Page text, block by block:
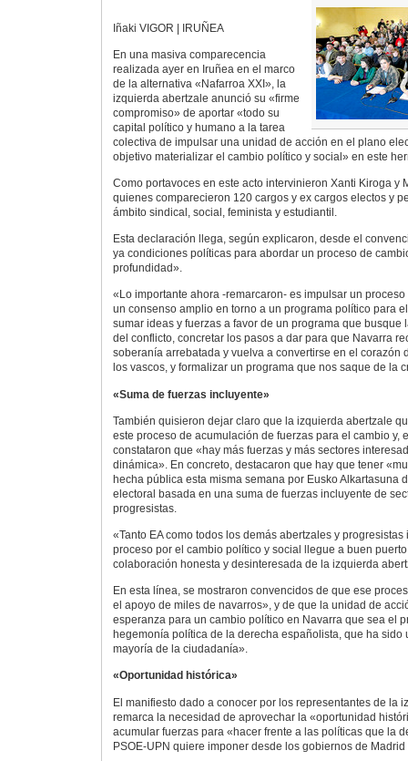
Iñaki VIGOR | IRUÑEA
En una masiva comparecencia
realizada ayer en Iruñea en el marco
de la alternativa «Nafarroa XXI», la
izquierda abertzale anunció su «firme
compromiso» de aportar «todo su
capital político y humano a la tarea
colectiva de impulsar una unidad de acción en el plano
objetivo materializar el cambio político y social» en este
Como portavoces en este acto intervinieron Xanti Kiroga y
quienes comparecieron 120 cargos y ex cargos electos y
ámbito sindical, social, feminista y estudiantil.
Esta declaración llega, según explicaron, desde el
ya condiciones políticas para abordar un proceso de
profundidad».
«Lo importante ahora -remarcaron- es impulsar un
un consenso amplio en torno a un programa político para
sumar ideas y fuerzas a favor de un programa que busque
del conflicto, concretar los pasos a dar para que Navarra
soberanía arrebatada y vuelva a convertirse en el corazón
los vascos, y formalizar un programa que nos saque de la
«Suma de fuerzas incluyente»
También quisieron dejar claro que la izquierda abertzale
este proceso de acumulación de fuerzas para el cambio y,
constataron que «hay más fuerzas y más sectores
dinámica». En concreto, destacaron que hay que tener
hecha pública esta misma semana por Eusko Alkartasuna
electoral basada en una suma de fuerzas incluyente de
progresistas.
«Tanto EA como todos los demás abertzales y
proceso por el cambio político y social llegue a buen
colaboración honesta y desinteresada de la izquierda
En esta línea, se mostraron convencidos de que ese
el apoyo de miles de navarros», y de que la unidad de
esperanza para un cambio político en Navarra que sea el
hegemonía política de la derecha españolista, que ha sido
mayoría de la ciudadanía».
«Oportunidad histórica»
El manifiesto dado a conocer por los representantes de la
remarca la necesidad de aprovechar la «oportunidad
acumular fuerzas para «hacer frente a las políticas que la
PSOE-UPN quiere imponer desde los gobiernos de